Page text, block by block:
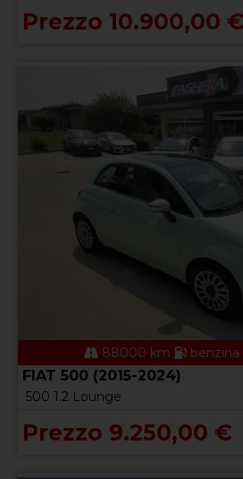
Prezzo 10.900,00 €
88000 km benzina
FIAT 500 (2015-2024)
500 1.2 Lounge
Prezzo 9.250,00 €